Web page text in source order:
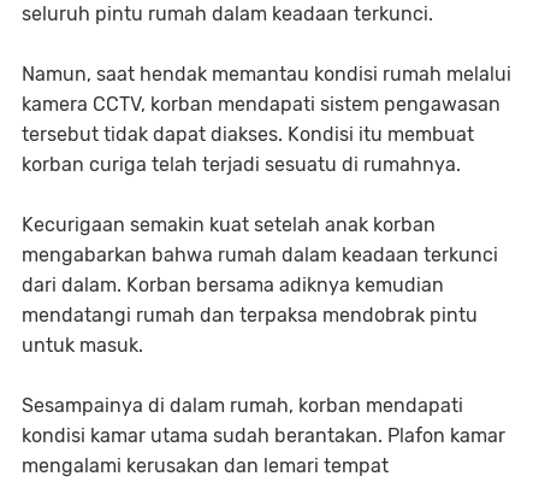
seluruh pintu rumah dalam keadaan terkunci.
Namun, saat hendak memantau kondisi rumah melalui
kamera CCTV, korban mendapati sistem pengawasan
tersebut tidak dapat diakses. Kondisi itu membuat
korban curiga telah terjadi sesuatu di rumahnya.
Kecurigaan semakin kuat setelah anak korban
mengabarkan bahwa rumah dalam keadaan terkunci
dari dalam. Korban bersama adiknya kemudian
mendatangi rumah dan terpaksa mendobrak pintu
untuk masuk.
Sesampainya di dalam rumah, korban mendapati
kondisi kamar utama sudah berantakan. Plafon kamar
mengalami kerusakan dan lemari tempat